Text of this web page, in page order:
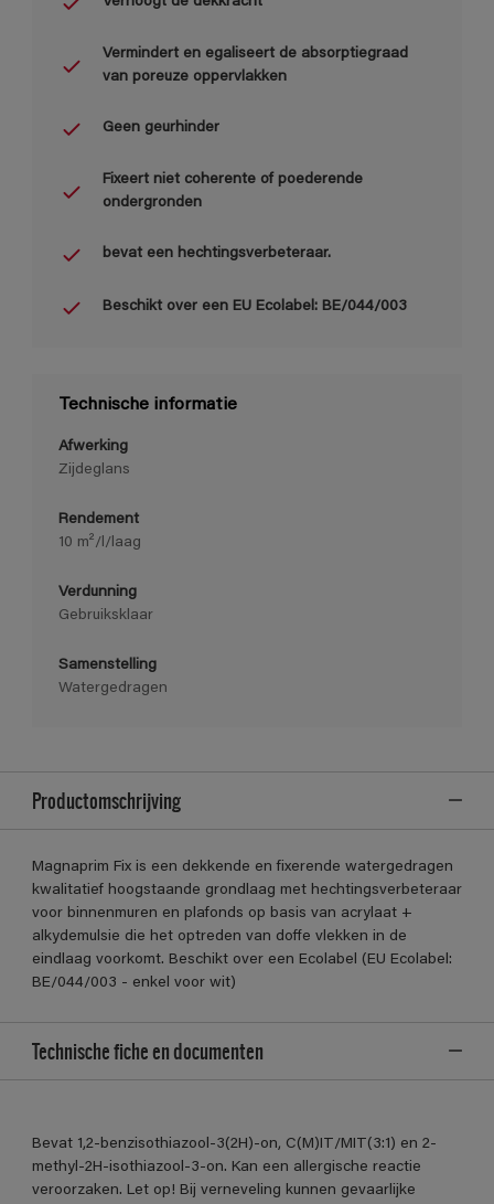
Vermindert en egaliseert de absorptiegraad
van poreuze oppervlakken
Geen geurhinder
Fixeert niet coherente of poederende
ondergronden
bevat een hechtingsverbeteraar.
Beschikt over een EU Ecolabel: BE/044/003
Technische informatie
Afwerking
Zijdeglans
Rendement
10 m²/l/laag
Verdunning
Gebruiksklaar
Samenstelling
Watergedragen
Productomschrijving
Magnaprim Fix is een dekkende en fixerende watergedragen
kwalitatief hoogstaande grondlaag met hechtingsverbeteraar
voor binnenmuren en plafonds op basis van acrylaat +
alkydemulsie die het optreden van doffe vlekken in de
eindlaag voorkomt. Beschikt over een Ecolabel (EU Ecolabel:
BE/044/003 - enkel voor wit)
Technische fiche en documenten
Bevat 1,2-benzisothiazool-3(2H)-on, C(M)IT/MIT(3:1) en 2-
methyl-2H-isothiazool-3-on. Kan een allergische reactie
veroorzaken. Let op! Bij verneveling kunnen gevaarlijke